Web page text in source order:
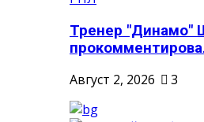
Тренер "Динамо"
Август 2, 2026
3